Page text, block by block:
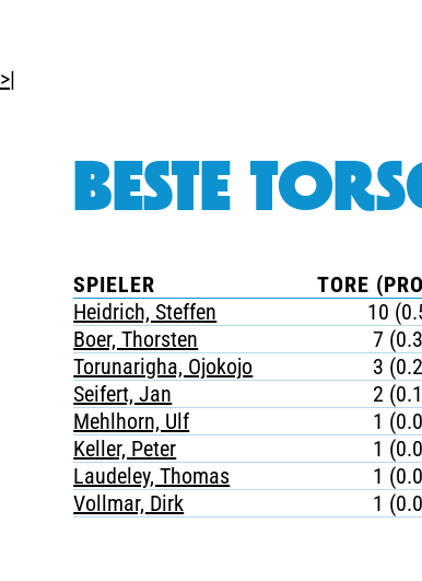
>|
BESTE
SPIELER TORE
Heidrich, Steffen
10
Boer, Thorsten
7
Torunarigha, Ojokojo
3
Seifert, Jan
2
Mehlhorn, Ulf
1
Keller, Peter
1
Laudeley, Thomas
1
Vollmar, Dirk
1